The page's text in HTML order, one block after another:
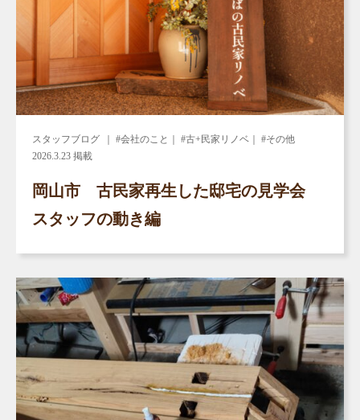
スタッフブログ
｜ #会社のこと｜ #古+民家リノベ｜ #その他
2026.3.23 掲載
岡山市 古民家再生した邸宅の見学会
スタッフの動き編